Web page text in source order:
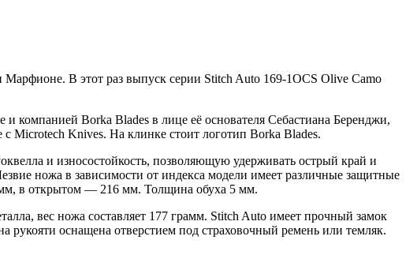
В этот раз выпуск серии Stitch Auto 169-1OCS Olive Camo
Borka Blades в лице её основателя Себастиана Беренджи,
Microtech Knives. На клинке стоит логотип Borka Blades.
и износостойкость, позволяющую удерживать острый край и
ножа в зависимости от индекса модели имеет различные защитные
в открытом — 216 мм. Толщина обуха 5 мм.
вес ножа составляет 177 грамм. Stitch Auto имеет прочный замок
оснащена отверстием под страховочный ремень или темляк.